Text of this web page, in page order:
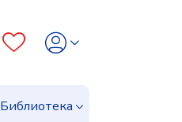
Библиотека